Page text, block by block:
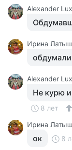
Alexander
Ирина
Alexander
Не курю
8 лет
Ирина
ок 8